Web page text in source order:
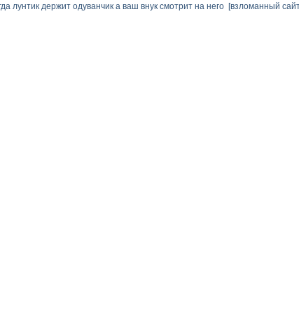
лунтик держит одуванчик а ваш внук смотрит на него [взломанный